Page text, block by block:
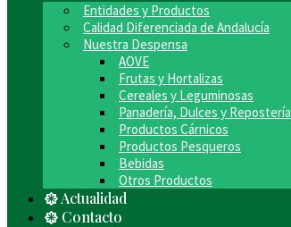
Entidades y Productos
Calidad Diferenciada de Andalucía
Nuestra Despensa
AOVE
Frutas y Hortalizas
Cereales y Leguminosas
Panadería, Dulces y Repostería
Productos Cárnicos
Productos Pesqueros
Bebidas
Otros Productos
Actualidad
Contacto